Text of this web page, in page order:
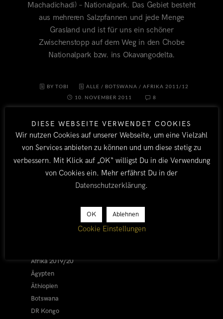
Machadichadi) – Nationalpark. Das Gebiet besteht
aus mehreren Salzpfannen und jede Menge
Grasland und ist für uns ein schöner
Zwischenstopp auf dem Weg in den Chobe
Nationalpark bzw. ins Okavangodelta.
BY TOBI ALLE / BOTSWANA /AFRIKA 2011/12
10. NOVEMBER 2011
8
LÄNDER
Afrika 2019/20
Ägypten
Äthiopien
Botswana
DR Kongo
DIESE WEBSEITE VERWENDET COOKIES
Wir nutzen Cookies auf unserer Webseite, um eine Vielzahl
von Services anbieten zu können und um diese stetig zu
verbessern. Mit Klick auf „OK“ willigst Du in die Verwendung
von Cookies ein. Mehr erfährst Du in der
Datenschutzerklärung.
OK Ablehnen
Cookie Einstellungen